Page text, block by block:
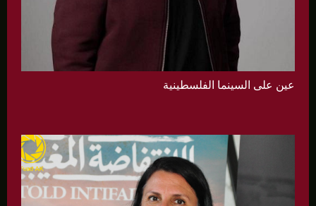
عين على السينما الفلسطينية